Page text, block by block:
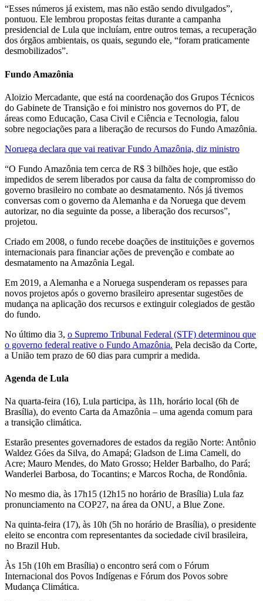
“Esses números já existem, mas não estão sendo divulgados”,
pontuou. Ele lembrou propostas feitas durante a campanha
presidencial de Lula que incluíam, entre outros temas, a recuperação
dos órgãos ambientais, os quais, segundo ele, “foram praticamente
desmobilizados”.
Fundo Amazônia
Aloizio Mercadante, que está na coordenação dos Grupos Técnicos
do Gabinete de Transição e foi ministro nos governos do PT, de
áreas como Educação, Casa Civil e Ciência e Tecnologia, falou
sobre negociações para a liberação de recursos do Fundo Amazônia.
Noruega declara que vai reativar Fundo Amazônia, diz ministro
“O Fundo Amazônia tem cerca de R$ 3 bilhões hoje, que estão
impedidos de serem liberados por causa da falta de compromisso do
governo brasileiro no combate ao desmatamento. Nós já tivemos
conversas com o governo da Alemanha e da Noruega que devem
autorizar, no dia seguinte da posse, a liberação dos recursos”,
projetou.
Criado em 2008, o fundo recebe doações de instituições e governos
internacionais para financiar ações de prevenção e combate ao
desmatamento na Amazônia Legal.
Em 2019, a Alemanha e a Noruega suspenderam os repasses para
novos projetos após o governo brasileiro apresentar sugestões de
mudança na aplicação dos recursos e extinguir colegiados de gestão
do fundo.
No último dia 3, o Supremo Tribunal Federal (STF) determinou que
o governo federal reative o Fundo Amazônia. Pela decisão da Corte,
a União tem prazo de 60 dias para cumprir a medida.
Agenda de Lula
Na quarta-feira (16), Lula participa, às 11h, horário local (6h de
Brasília), do evento Carta da Amazônia – uma agenda comum para
a transição climática.
Estarão presentes governadores de estados da região Norte: Antônio
Waldez Góes da Silva, do Amapá; Gladson de Lima Cameli, do
Acre; Mauro Mendes, do Mato Grosso; Helder Barbalho, do Pará;
Wanderlei Barbosa, do Tocantins; e Marcos Rocha, de Rondônia.
No mesmo dia, às 17h15 (12h15 no horário de Brasília) Lula faz
pronunciamento na COP27, na área da ONU, a Blue Zone.
Na quinta-feira (17), às 10h (5h no horário de Brasília), o presidente
eleito se encontra com representantes da sociedade civil brasileira,
no Brazil Hub.
Às 15h (10h em Brasília) o encontro será com o Fórum
Internacional dos Povos Indígenas e Fórum dos Povos sobre
Mudança Climática.